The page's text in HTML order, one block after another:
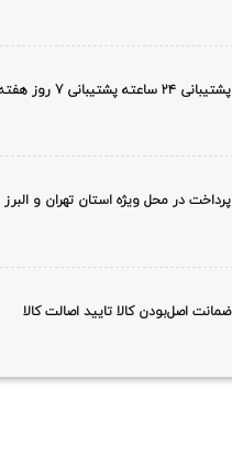
پشتیبانی ۲۴ ساعته پشتیبانی 7 روز هفته
پرداخت در محل ویژه استان تهران و البرز
ضمانت اصل‌بودن کالا تایید اصالت کالا